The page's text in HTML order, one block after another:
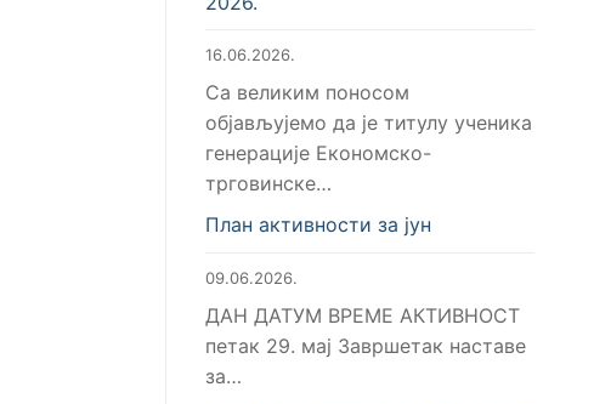
16.06.2026.
Са великим поносом
објављујемо да је титулу ученика
генерације Економско-
трговинске…
План активности за јун
09.06.2026.
ДАН ДАТУМ ВРЕМЕ АКТИВНОСТ
петак 29. мај Завршетак наставе
за…